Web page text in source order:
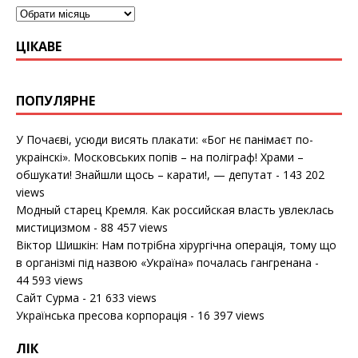
ЦІКАВЕ
ПОПУЛЯРНЕ
У Почаєві, усюди висять плакати: «Бог нє панімаєт по-
украінскі». Московських попів – на поліграф! Храми –
обшукати! Знайшли щось – карати!, — депутат - 143 202
views
Модный старец Кремля. Как российская власть увлеклась
мистицизмом - 88 457 views
Віктор Шишкін: Нам потрібна хірургічна операція, тому що
в організмі під назвою «Україна» почалась гангренана -
44 593 views
Сайт Сурма - 21 633 views
Українська пресова корпорація - 16 397 views
ЛІК